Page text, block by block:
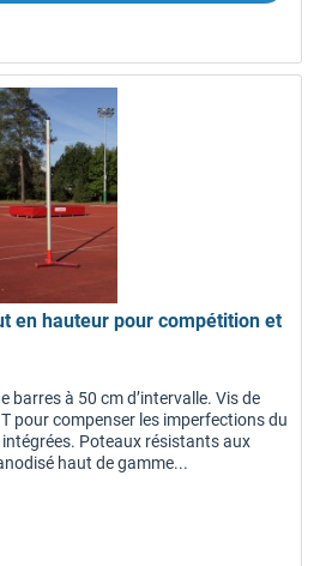
en hauteur pour compétition et
barres à 50 cm d’intervalle. Vis de
pour compenser les imperfections du
Poteaux résistants aux
haut de gamme...